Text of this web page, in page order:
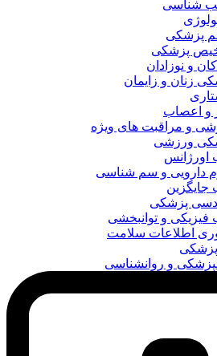
شناسی
پزشکی
پزشکی
و نوزادان
زنان و زایمان
و اعصاب
و مراقبت های ویژه
ورزشی
دارویی و سم شناسی
پزشکی
و توانبخشی
اطلاعات سلامت
و روانشناسی